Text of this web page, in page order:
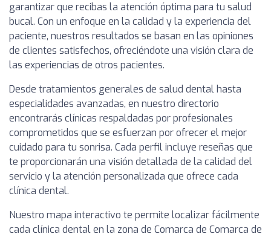
garantizar que recibas la atención óptima para tu salud
bucal. Con un enfoque en la calidad y la experiencia del
paciente, nuestros resultados se basan en las opiniones
de clientes satisfechos, ofreciéndote una visión clara de
las experiencias de otros pacientes.
Desde tratamientos generales de salud dental hasta
especialidades avanzadas, en nuestro directorio
encontrarás clínicas respaldadas por profesionales
comprometidos que se esfuerzan por ofrecer el mejor
cuidado para tu sonrisa. Cada perfil incluye reseñas que
te proporcionarán una visión detallada de la calidad del
servicio y la atención personalizada que ofrece cada
clínica dental.
Nuestro mapa interactivo te permite localizar fácilmente
cada clínica dental en la zona de Comarca de Comarca de